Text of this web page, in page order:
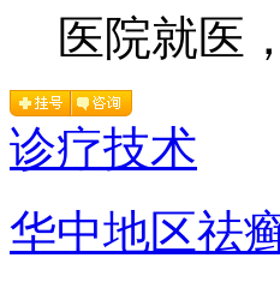
医院就医
诊疗技术
华中地区祛